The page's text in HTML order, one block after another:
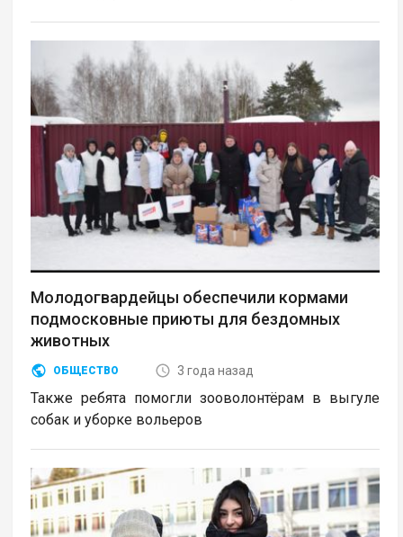
Молодогвардейцы обеспечили кормами
подмосковные приюты для бездомных
животных
ОБЩЕСТВО 3 года назад
Также ребята помогли зооволонтёрам в выгуле
собак и уборке вольеров